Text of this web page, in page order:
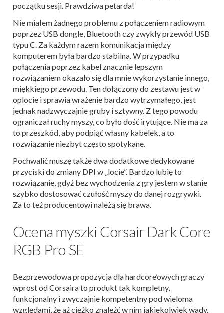
początku sesji. Prawdziwa petarda!
Nie miałem żadnego problemu z połączeniem radiowym
poprzez USB dongle, Bluetooth czy zwykły przewód USB
typu C. Za każdym razem komunikacja między
komputerem była bardzo stabilna. W przypadku
połączenia poprzez kabel znacznie lepszym
rozwiązaniem okazało się dla mnie wykorzystanie innego,
miękkiego przewodu. Ten dołączony do zestawu jest w
oplocie i sprawia wrażenie bardzo wytrzymałego, jest
jednak nadzwyczajnie gruby i sztywny. Z tego powodu
ograniczał ruchy myszy, co było dość irytujące. Nie ma za
to przeszkód, aby podpiąć własny kabelek, a to
rozwiązanie niezbyt często spotykane.
Pochwalić muszę także dwa dodatkowe dedykowane
przyciski do zmiany DPI w „locie”. Bardzo lubię to
rozwiązanie, gdyż bez wychodzenia z gry jestem w stanie
szybko dostosować czułość myszy do danej rozgrywki.
Za to też producentowi należą się brawa.
Ocena myszki Corsair Dark Core
RGB Pro SE
Bezprzewodowa propozycja dla hardcore’owych graczy
wprost od Corsaira to produkt tak kompletny,
funkcjonalny i zwyczajnie kompetentny pod wieloma
względami, że aż ciężko znaleźć w nim jakiekolwiek wady.